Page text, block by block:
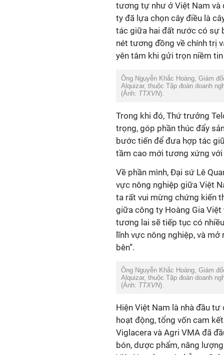
tương tự như ở Việt Nam và
ty đã lựa chọn cây điều là
tác giữa hai đất nước có sự
nét tương đồng về chính trị
yên tâm khi gửi trọn niềm
Ông Nguyễn Khắc Hoàng, Giám
Alquizar, thuộc Tập đoàn doanh
(Ảnh: TTXVN).
Trong khi đó, Thứ trưởng
trọng, góp phần thúc đẩy
bước tiến để đưa hợp tác
tầm cao mới tương xứng
Về phần mình, Đại sứ Lê
vực nông nghiệp giữa Việt
ta rất vui mừng chứng kiến
giữa công ty Hoàng Gia
tương lai sẽ tiếp tục có
lĩnh vực nông nghiệp, và
bên”.
Ông Nguyễn Khắc Hoàng, Giám
Alquizar, thuộc Tập đoàn doanh
(Ảnh: TTXVN).
Hiện Việt Nam là nhà đầu
hoạt động, tổng vốn cam
Viglacera và Agri VMA đã
bón, dược phẩm, năng